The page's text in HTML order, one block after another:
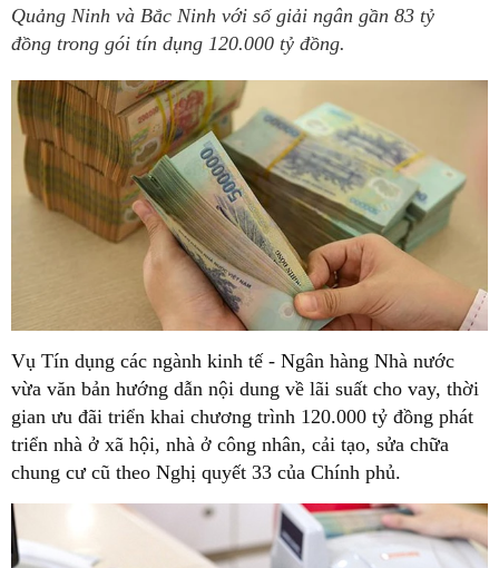
Quảng Ninh và Bắc Ninh với số giải ngân gần 83 tỷ
đồng trong gói tín dụng 120.000 tỷ đồng.
Vụ Tín dụng các ngành kinh tế - Ngân hàng Nhà nước
vừa văn bản hướng dẫn nội dung về lãi suất cho vay, thời
gian ưu đãi triển khai chương trình 120.000 tỷ đồng phát
triển nhà ở xã hội, nhà ở công nhân, cải tạo, sửa chữa
chung cư cũ theo Nghị quyết 33 của Chính phủ.